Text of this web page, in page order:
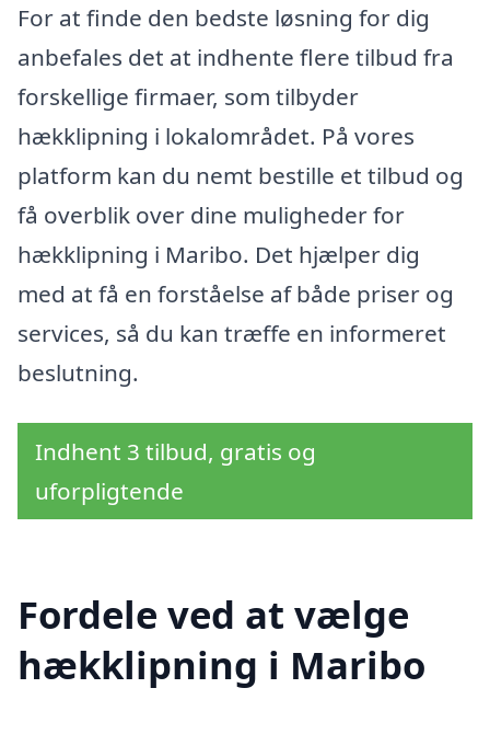
For at finde den bedste løsning for dig
anbefales det at indhente flere tilbud fra
forskellige firmaer, som tilbyder
hækklipning i lokalområdet. På vores
platform kan du nemt bestille et tilbud og
få overblik over dine muligheder for
hækklipning i Maribo. Det hjælper dig
med at få en forståelse af både priser og
services, så du kan træffe en informeret
beslutning.
Indhent 3 tilbud, gratis og
uforpligtende
Fordele ved at vælge
hækklipning i Maribo